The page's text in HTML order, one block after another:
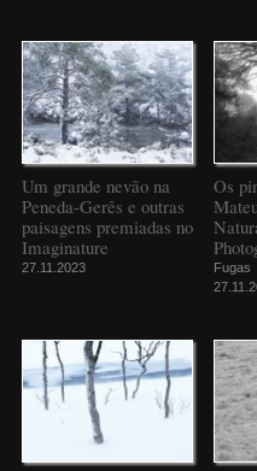
Um grande nevão na
Peneda-Gerês e outras
paisagens premiadas no
Imaginature
27.11.2023
Os
Fugas